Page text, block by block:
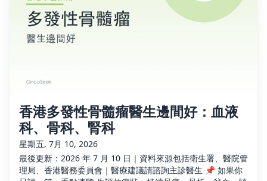
香港多發性骨髓瘤醫生邊間好：血液
科、骨科、腎科
星期五, 7月 10, 2026
最後更新：2026 年 7 月 10 日｜資料來源包括衛生署、醫院管
理局、香港醫務委員會｜醫療建議請諮詢主診醫生 📌 如果你